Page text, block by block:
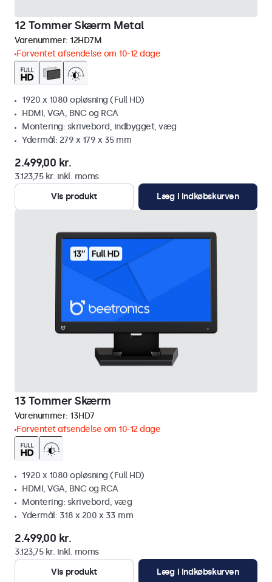
12 Tommer Skærm Metal
Varenummer: 12HD7M
Forventet afsendelse om 10-12 dage
1920 x 1080 opløsning (Full HD)
HDMI, VGA, BNC og RCA
Montering: skrivebord, indbygget, væg
Ydermål: 279 x 179 x 35 mm
2.499,00 kr.
3.123,75 kr. inkl. moms
Vis produkt
Læg i indkøbskurven
13 Tommer Skærm
Varenummer: 13HD7
Forventet afsendelse om 10-12 dage
1920 x 1080 opløsning (Full HD)
HDMI, VGA, BNC og RCA
Montering: skrivebord, væg
Ydermål: 318 x 200 x 33 mm
2.499,00 kr.
3.123,75 kr. inkl. moms
Vis produkt
Læg i indkøbskurven